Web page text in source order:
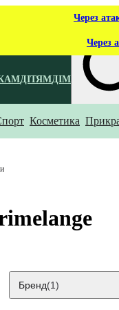
Через
Через
ДІТЯМДІМ
Що ти
Косметика
Бренд(1)